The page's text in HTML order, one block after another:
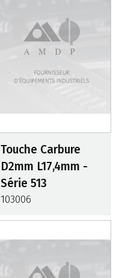
Touche Carbure
D2mm L17,4mm -
Série 513
103006